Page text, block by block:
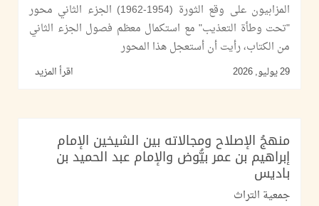
المزابيون على وقع الثورة (1954-1962) الجزء الثاني محور
"تحت وطأة التعذيب" مع استكمال معظم فصول الجزء الثاني
من الكتاب، رأيت أن أستعجل هذا المحور
29 يوليو, 2026 اقرأ المزيد
منهجُ الإصلاح ومجالاته بين الشيخين الإمام
إبراهيم بن عمر بيُّوض والإمام عبد الحميد بن
باديس
جمعية التراث